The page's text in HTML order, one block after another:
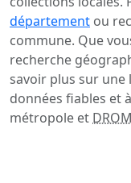
département ou
commune. Que
recherche
savoir plus sur une
données fiables
métropole et DROM